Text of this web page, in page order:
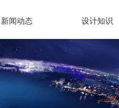
新闻动态 设计知识